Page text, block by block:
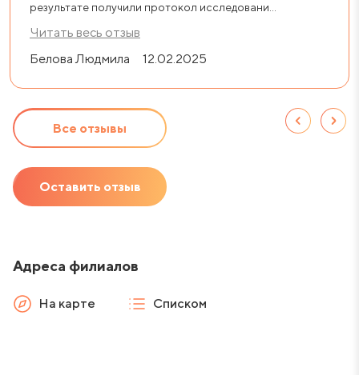
результате получили протокол исследовани...
Читать весь отзыв
Белова Людмила
12.02.2025
Все отзывы
Оставить отзыв
Адреса филиалов
На карте Списком